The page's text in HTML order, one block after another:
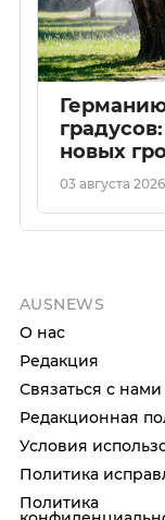
новых
03 августа
AUSNEWS
О нас
Редакция
Связаться с нами
Редакционная
Условия
Политика
Политика